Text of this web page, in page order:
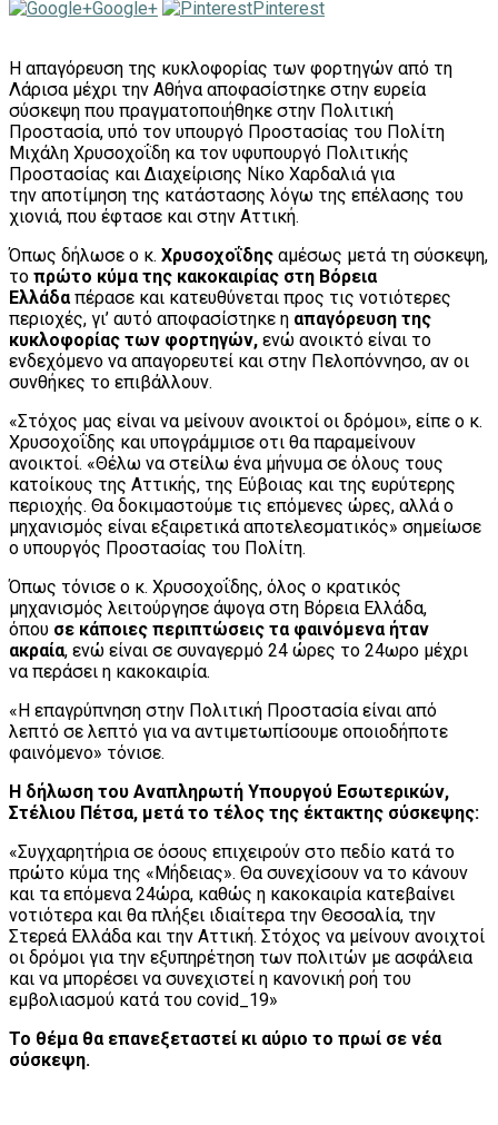
Google+
Pinterest
Η απαγόρευση της κυκλοφορίας των φορτηγών από τη
Λάρισα μέχρι την Αθήνα αποφασίστηκε στην ευρεία
σύσκεψη που πραγματοποιήθηκε στην Πολιτική
Προστασία, υπό τον υπουργό Προστασίας του Πολίτη
Μιχάλη Χρυσοχοΐδη κα τον υφυπουργό Πολιτικής
Προστασίας και Διαχείρισης Νίκο Χαρδαλιά για
την αποτίμηση της κατάστασης λόγω της επέλασης του
χιονιά, που έφτασε και στην Αττική.
Όπως δήλωσε ο κ. Χρυσοχοΐδης αμέσως μετά τη σύσκεψη,
το πρώτο κύμα της κακοκαιρίας στη Βόρεια
Ελλάδα πέρασε και κατευθύνεται προς τις νοτιότερες
περιοχές, γι’ αυτό αποφασίστηκε η απαγόρευση της
κυκλοφορίας των φορτηγών, ενώ ανοικτό είναι το
ενδεχόμενο να απαγορευτεί και στην Πελοπόννησο, αν οι
συνθήκες το επιβάλλουν.
«Στόχος μας είναι να μείνουν ανοικτοί οι δρόμοι», είπε ο κ.
Χρυσοχοΐδης και υπογράμμισε οτι θα παραμείνουν
ανοικτοί. «Θέλω να στείλω ένα μήνυμα σε όλους τους
κατοίκους της Αττικής, της Εύβοιας και της ευρύτερης
περιοχής. Θα δοκιμαστούμε τις επόμενες ώρες, αλλά ο
μηχανισμός είναι εξαιρετικά αποτελεσματικός» σημείωσε
ο υπουργός Προστασίας του Πολίτη.
Όπως τόνισε ο κ. Χρυσοχοΐδης, όλος ο κρατικός
μηχανισμός λειτούργησε άψογα στη Βόρεια Ελλάδα,
όπου σε κάποιες περιπτώσεις τα φαινόμενα ήταν
ακραία, ενώ είναι σε συναγερμό 24 ώρες το 24ωρο μέχρι
να περάσει η κακοκαιρία.
«Η επαγρύπνηση στην Πολιτική Προστασία είναι από
λεπτό σε λεπτό για να αντιμετωπίσουμε οποιοδήποτε
φαινόμενο» τόνισε.
Η δήλωση του Αναπληρωτή Υπουργού Εσωτερικών,
Στέλιου Πέτσα, μετά το τέλος της έκτακτης σύσκεψης:
«Συγχαρητήρια σε όσους επιχειρούν στο πεδίο κατά το
πρώτο κύμα της «Μήδειας». Θα συνεχίσουν να το κάνουν
και τα επόμενα 24ώρα, καθώς η κακοκαιρία κατεβαίνει
νοτιότερα και θα πλήξει ιδιαίτερα την Θεσσαλία, την
Στερεά Ελλάδα και την Αττική. Στόχος να μείνουν ανοιχτοί
οι δρόμοι για την εξυπηρέτηση των πολιτών με ασφάλεια
και να μπορέσει να συνεχιστεί η κανονική ροή του
εμβολιασμού κατά του covid_19»
Το θέμα θα επανεξεταστεί κι αύριο το πρωί σε νέα
σύσκεψη.